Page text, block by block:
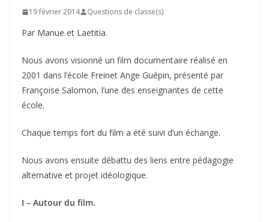
19 février 2014 Questions de classe(s)
Par Manue et Laetitia.
Nous avons visionné un film documentaire réalisé en
2001 dans l’école Freinet Ange Guépin, présenté par
Françoise Salomon, l’une des enseignantes de cette
école.
Chaque temps fort du film a été suivi d’un échange.
Nous avons ensuite débattu des liens entre pédagogie
alternative et projet idéologique.
I – Autour du film.